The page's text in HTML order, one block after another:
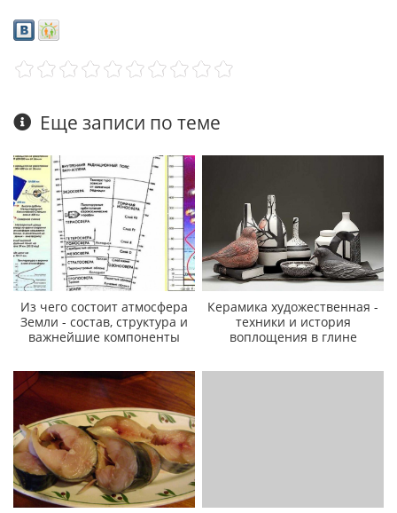
Еще записи по теме
Из чего состоит атмосфера
Земли - состав, структура и
важнейшие компоненты
Керамика художественная -
техники и история
воплощения в глине